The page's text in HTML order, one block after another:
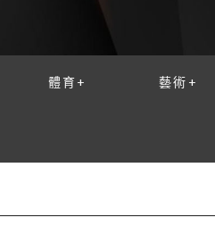
體育+ 藝術+